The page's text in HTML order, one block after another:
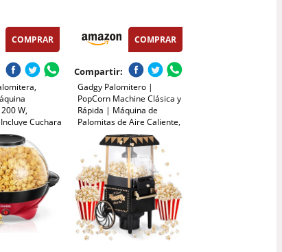
COMPRAR
W,
Cuchara
Palomitas de
2 minutos,
COMPRAR
Compartir:
Gadgy Palomitero |
PopCorn Machine Clásica y
Rápida | Máquina de
Palomitas de Aire Caliente,
Sin Aceite ni Grasa | Incluye
Vaso Medidor y Tapa
Superior Abatible |
Acabado Rojo Retro